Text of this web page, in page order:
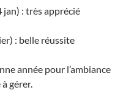
jan) : très apprécié
: belle réussite
année pour l’ambiance
gérer.